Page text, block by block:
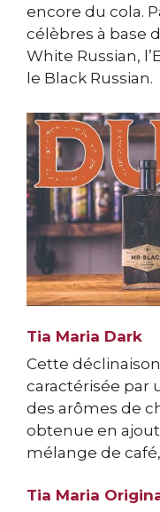
encore du cola.
célèbres à base
White Russian,
le Black Russian.
Tia Maria Dark
Cette
caractérisée par
des arômes de
obtenue en
mélange de
Tia Maria